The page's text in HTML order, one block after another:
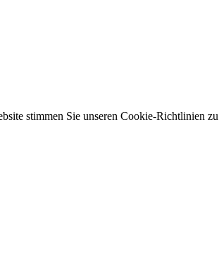
stimmen Sie unseren Cookie-Richtlinien zu